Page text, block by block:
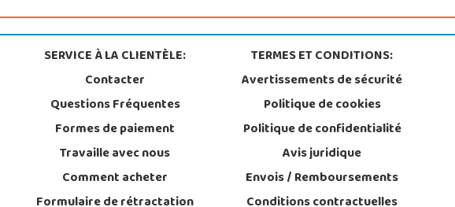
SERVICE À LA CLIENTÈLE:
Contacter
Questions Fréquentes
Formes de paiement
Travaille avec nous
Comment acheter
TERMES ET CONDITIONS:
Avertissements de sécurité
Politique de cookies
Politique de confidentialité
Avis juridique
Envois / Remboursements